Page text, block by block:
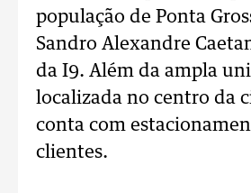
população de Ponta
Sandro Alexandre
da I9. Além da ampla
localizada no centro da
conta com
clientes.